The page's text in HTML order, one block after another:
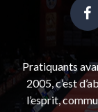
Pratiquants
2005, c’est
l’esprit,